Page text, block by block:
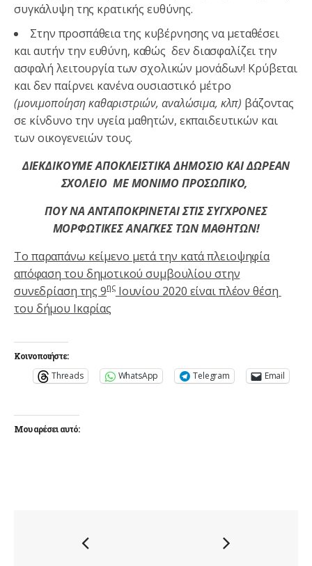
συγκάλυψη της κρατικής ευθύνης.
Στην προσπάθεια της κυβέρνησης να μεταθέσει
και αυτήν την ευθύνη, καθώς δεν διασφαλίζει την
ασφαλή λειτουργία των σχολικών μονάδων! Κρύβεται
και δεν παίρνει κανένα ουσιαστικό μέτρο
(μονιμοποίηση καθαριστριών, αναλώσιμα, κλπ) βάζοντας
σε κίνδυνο την υγεία μαθητών, εκπαιδευτικών και
των οικογενειών τους.
ΔΙΕΚΔΙΚΟΥΜΕ ΑΠΟΚΛΕΙΣΤΙΚΑ ΔΗΜΟΣΙΟ ΚΑΙ ΔΩΡΕΑΝ
ΣΧΟΛΕΙΟ ΜΕ ΜΟΝΙΜΟ ΠΡΟΣΩΠΙΚΟ,
ΠΟΥ ΝΑ ΑΝΤΑΠΟΚΡΙΝΕΤΑΙ ΣΤΙΣ ΣΥΓΧΡΟΝΕΣ
ΜΟΡΦΩΤΙΚΕΣ ΑΝΑΓΚΕΣ ΤΩΝ ΜΑΘΗΤΩΝ!
Το παραπάνω κείμενο μετά την κατά πλειοψηφία
απόφαση του δημοτικού συμβουλίου στην
συνεδρίαση της 9ηςΙουνίου 2020 είναι πλέον θέση
του δήμου Ικαρίας
Κοινοποιήστε:
Threads WhatsApp Telegram Email
Μου αρέσει αυτό: